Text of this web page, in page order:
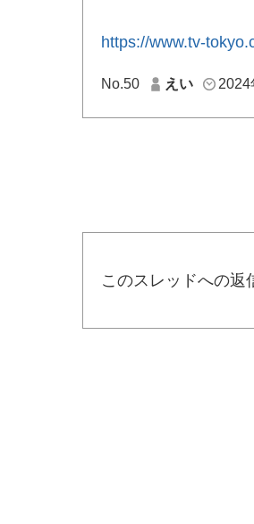
https://www.tv-
No.50 えい 2024
このスレッドへの返